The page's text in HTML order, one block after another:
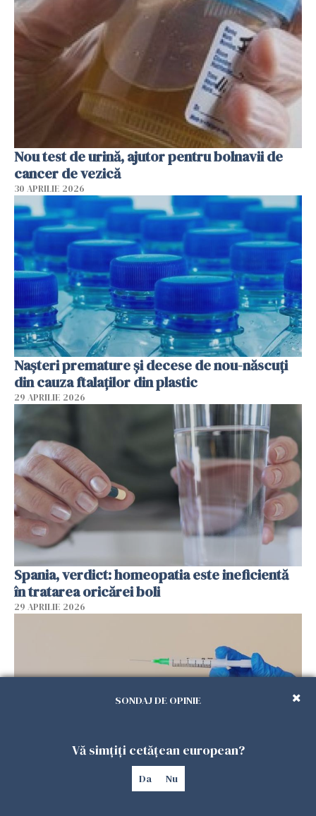
Nou test de urină, ajutor pentru bolnavii de
cancer de vezică
30 APRILIE 2026
Nașteri premature și decese de nou-născuți
din cauza ftalaților din plastic
29 APRILIE 2026
Spania, verdict: homeopatia este ineficientă
în tratarea oricărei boli
29 APRILIE 2026
Vaccinul împotriva zonei Zoster, încetinește
SONDAJ DE OPINIE
Vă simțiți cetățean european?
Da Nu